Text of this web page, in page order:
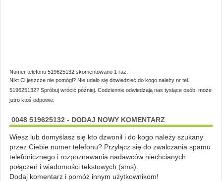
Numer telefonu 519625132 skomentowano 1 raz.
Nikt Ci jeszcze nie pomógł? Nie udało się dowiedzieć do kogo należy nr tel.
519625132? Spróbuj wrócić później. Codziennie odwiedzają nas tysiące osób, może
jutro ktoś odpowie.
0048 519625132 - DODAJ NOWY KOMENTARZ
Wiesz lub domyślasz się kto dzwonił i do kogo należy szukany
przez Ciebie numer telefonu? Przyłącz się do zwalczania spamu
telefonicznego i rozpoznawania nadawców niechcianych
połączeń i wiadomości tekstowych (sms).
Dodaj komentarz i pomóż innym użytkownikom!